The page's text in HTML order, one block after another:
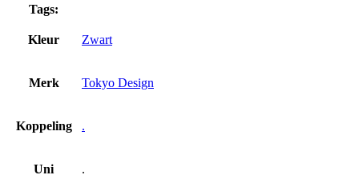
Tags:
Kleur Zwart
Merk Tokyo Design
Koppeling .
Uni .